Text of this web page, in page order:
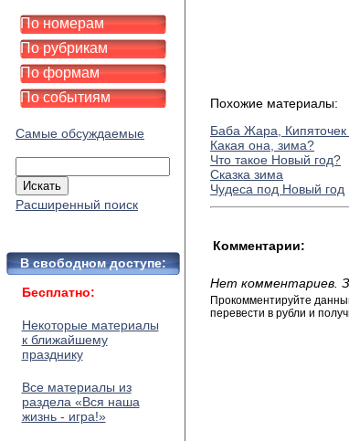
По номерам
По рубрикам
По формам
По событиям
Самые обсуждаемые
Расширенный поиск
В свободном доступе:
Бесплатно:
Некоторые материалы
к ближайшему
празднику
Все материалы из
раздела «Вся наша
жизнь - игра!»
Похожие материалы:
Баба Жара,
Какая она, зима?
Что такое Новый год?
Сказка зима
Чудеса под Новый год
Комментарии:
Нет комментариев.
Прокомментируйте
перевести в рубли и